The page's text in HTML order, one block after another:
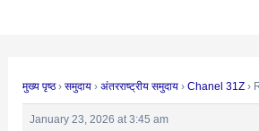
मुख्य पृष्ठ › समुदाय › अंतरराष्ट्रीय समुदाय › Chanel 31Z ›
January 23, 2026 at 3:45 am